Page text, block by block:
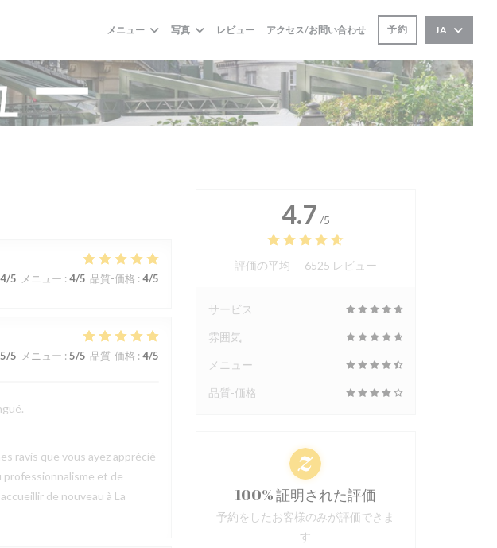
メニュー 写真 レビュー アクセス/お問い合わせ 予約 JA
ー
4/5 メニュー : 4/5 品質-価格 : 4/5
5/5 メニュー : 5/5 品質-価格 : 4/5
ravis que vous ayez apprécié
professionnalisme et de
de nouveau à La
4.7 /5
評価の平均 — 6525 レビュー
サービス
雰囲気
メニュー
品質-価格
100% 証明された評価
予約をしたお客様のみが評価できま
す